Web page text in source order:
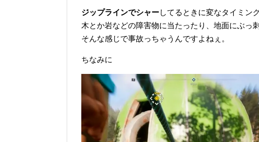
ジップラインでシャーしてるときに変なタイミン
木とか岩などの障害物に当たったり、地面にぶっ
そんな感じで事故っちゃうんですよねぇ。
ちなみに